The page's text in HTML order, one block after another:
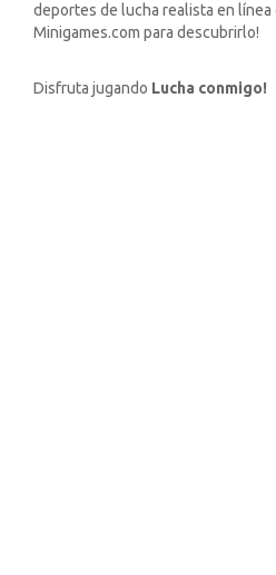
deportes de lucha realista en
Minigames.com para descubrirlo!
Disfruta jugando Lucha conmigo!